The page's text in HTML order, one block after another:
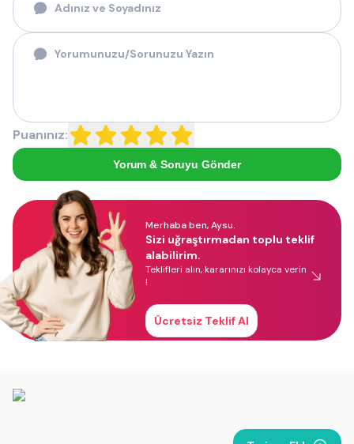
Puanınız:
Yorum & Soruyu Gönder
Merhaba ben, Aysu.
Sizi uğraştırmadan toplu teklif
alabilirim.
Teklifleri alın, kararınızı kolayca verin
!
Ücretsiz Teklif Al